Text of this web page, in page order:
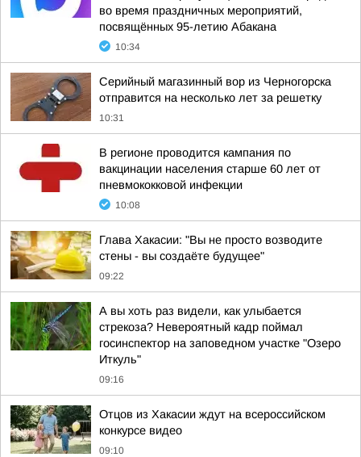
во время праздничных мероприятий,
посвящённых 95-летию Абакана
10:34
Серийный магазинный вор из Черногорска
отправится на несколько лет за решетку
10:31
В регионе проводится кампания по
вакцинации населения старше 60 лет от
пневмококковой инфекции
10:08
Глава Хакасии: "Вы не просто возводите
стены - вы создаёте будущее"
09:22
А вы хоть раз видели, как улыбается
стрекоза? Невероятный кадр поймал
госинспектор на заповедном участке "Озеро
Иткуль"
09:16
Отцов из Хакасии ждут на всероссийском
конкурсе видео
09:10